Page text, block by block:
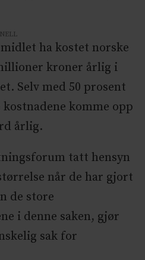
ha kostet norske
kroner årlig i
Selv med 50 prosent
komme opp
årlig.
tatt hensyn
når de har gjort
de store
i denne saken, gjør
sak for